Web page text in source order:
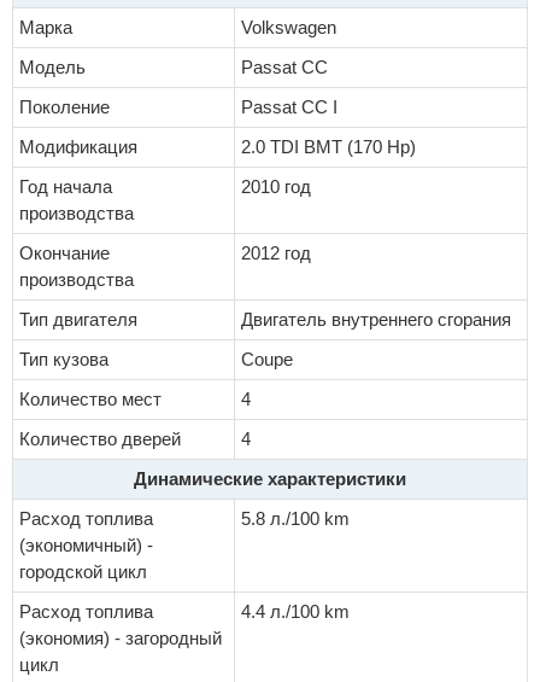
Марка
Volkswagen
Модель
Passat CC
Поколение
Passat CC I
Модификация
2.0 TDI BMT (170 Hp)
Год начала
производства
2010 год
Окончание
производства
2012 год
Тип двигателя
Двигатель внутреннего сгорания
Тип кузова
Coupe
Количество мест
4
Количество дверей
4
Динамические характеристики
Расход топлива
(экономичный) -
городской цикл
5.8 л./100 km
Расход топлива
(экономия) - загородный
цикл
4.4 л./100 km